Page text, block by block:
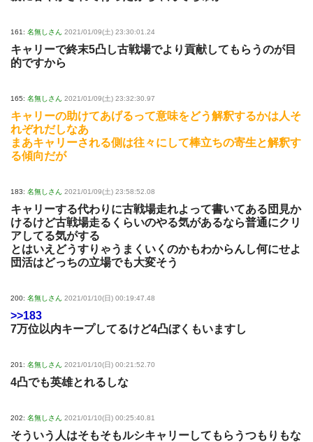
161: 名無しさん 2021/01/09(土) 23:30:01.24
キャリーで終末5凸し古戦場でより貢献してもらうのが目
的ですから
165: 名無しさん 2021/01/09(土) 23:32:30.97
キャリーの助けてあげるって意味をどう解釈するかは人そ
れぞれだしなあ
まあキャリーされる側は往々にして棒立ちの寄生と解釈す
る傾向だが
183: 名無しさん 2021/01/09(土) 23:58:52.08
キャリーする代わりに古戦場走れよって書いてある団見か
けるけど古戦場走るくらいのやる気があるなら普通にクリ
アしてる気がする
とはいえどうすりゃうまくいくのかもわからんし何にせよ
団活はどっちの立場でも大変そう
200: 名無しさん 2021/01/10(日) 00:19:47.48
>>183
7万位以内キープしてるけど4凸ぼくもいますし
201: 名無しさん 2021/01/10(日) 00:21:52.70
4凸でも英雄とれるしな
202: 名無しさん 2021/01/10(日) 00:25:40.81
そういう人はそもそもルシキャリーしてもらうつもりもな